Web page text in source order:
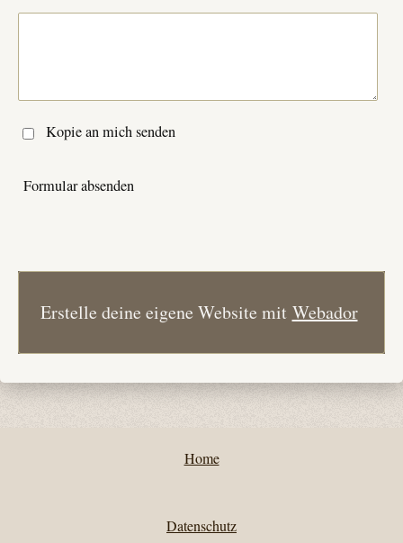
Kopie an mich senden
Formular absenden
Erstelle deine eigene Website mit Webador
Home
Datenschutz